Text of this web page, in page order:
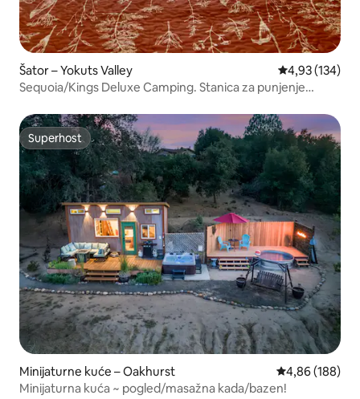
Šator – Yokuts Valley Prosječna
4,93 (134)
Sequoia/Kings Deluxe Camping. Stanica za punjenje
Superhost
Superhost
Minijaturne kuće – Oakhurst Prosječna
4,86 (188)
Minijaturna kuća ~ pogled/masažna kada/bazen!